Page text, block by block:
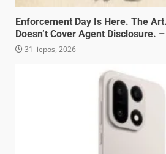
Enforcement Day Is Here. The
Doesn’t Cover Agent Disclosure.
31 liepos, 2026